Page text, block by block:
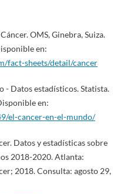
OMS, Ginebra, Suiza.
en:
fact-sheets/detail/cancer
- Datos estadísticos. Statista.
en:
el-cancer-en-el-mundo/
Datos y estadísticas sobre
2018-2020. Atlanta:
2018. Consulta: agosto 29,